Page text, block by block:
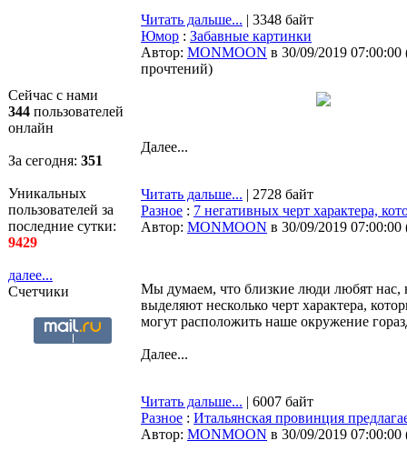
Сейчас с нами
344 пользователей
онлайн
За сегодня: 351
Уникальных
пользователей за
последние сутки:
9429
далее...
Счетчики
Читать дальше... | 3348 байт
Юмор : Забавные картинки
Автор: MONMOON в 30/09/2019 07:00:00
прочтений)
Далее...
Читать дальше... | 2728 байт
Разное : 7 негативных черт характера,
Автор: MONMOON в 30/09/2019 07:00:00
Мы думаем, что близкие люди любят нас,
выделяют несколько черт характера,
могут расположить наше окружение
Далее...
Читать дальше... | 6007 байт
Разное : Итальянская провинция
Автор: MONMOON в 30/09/2019 07:00:00